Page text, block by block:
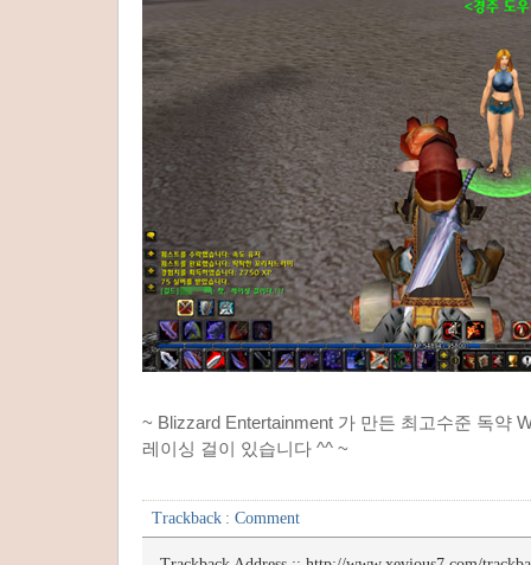
~ Blizzard Entertainment 가 만든 최고수준 독약
레이싱 걸이 있습니다 ^^ ~
Trackback : Comment